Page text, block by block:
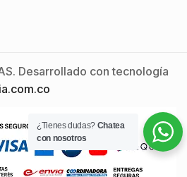
Desarrollado con tecnología
¿Tienes dudas? Chatea
con nosotros